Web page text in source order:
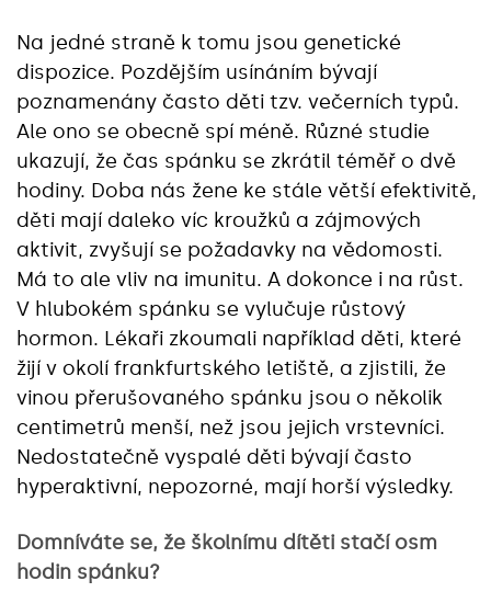
Na jedné straně k tomu jsou genetické
dispozice. Pozdějším usínáním bývají
poznamenány často děti tzv. večerních typů.
Ale ono se obecně spí méně. Různé studie
ukazují, že čas spánku se zkrátil téměř o dvě
hodiny. Doba nás žene ke stále větší efektivitě,
děti mají daleko víc kroužků a zájmových
aktivit, zvyšují se požadavky na vědomosti.
Má to ale vliv na imunitu. A dokonce i na růst.
V hlubokém spánku se vylučuje růstový
hormon. Lékaři zkoumali například děti, které
žijí v okolí frankfurtského letiště, a zjistili, že
vinou přerušovaného spánku jsou o několik
centimetrů menší, než jsou jejich vrstevníci.
Nedostatečně vyspalé děti bývají často
hyperaktivní, nepozorné, mají horší výsledky.
Domníváte se, že školnímu dítěti stačí osm
hodin spánku?